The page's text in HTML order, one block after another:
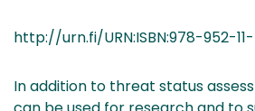
http://urn.fi/URN:ISBN:978-952-11-
In addition to threat status